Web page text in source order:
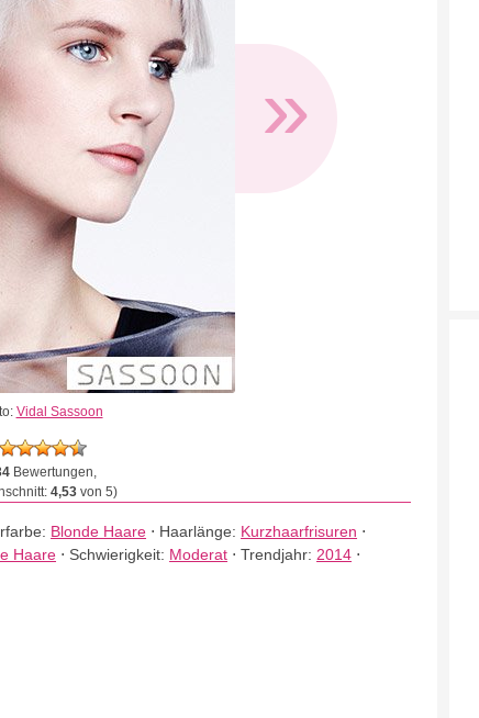
»
Vidal Sassoon
Bewertungen,
4,53von 5)
Blonde Haare ⋅ Haarlänge: Kurzhaarfrisuren ⋅
Haare ⋅ Schwierigkeit: Moderat ⋅Trendjahr: 2014 ⋅